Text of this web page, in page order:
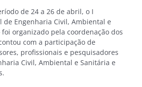
de 24 a 26 de abril, o I
de Engenharia Civil, Ambiental e
organizado pela coordenação dos
com a participação de
profissionais e pesquisadores
Civil, Ambiental e Sanitária e